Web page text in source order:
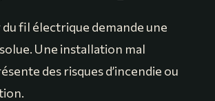
fil électrique demande une
Une installation mal
des risques d’incendie ou